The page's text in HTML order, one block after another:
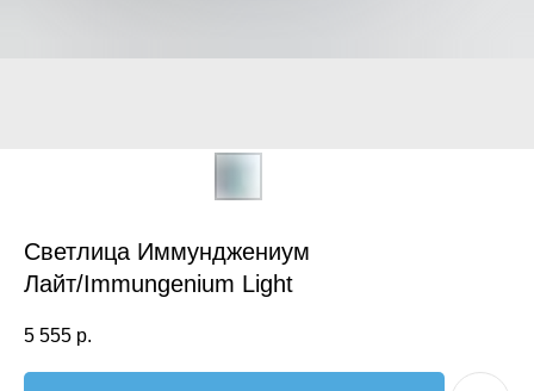
Светлица Иммунджениум
Лайт/Immungenium Light
5 555 р.